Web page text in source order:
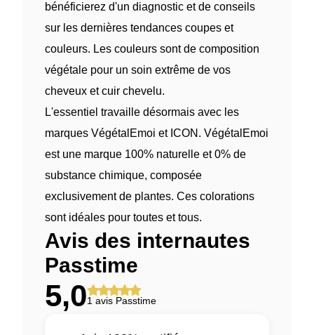
bénéficierez d'un diagnostic et de conseils
sur les dernières tendances coupes et
couleurs. Les couleurs sont de composition
végétale pour un soin extrême de vos
cheveux et cuir chevelu.
L'essentiel travaille désormais avec les
marques VégétalEmoi et ICON. VégétalEmoi
est une marque 100% naturelle et 0% de
substance chimique, composée
exclusivement de plantes. Ces colorations
sont idéales pour toutes et tous.
Avis des internautes
Passtime
5,01 avis Passtime